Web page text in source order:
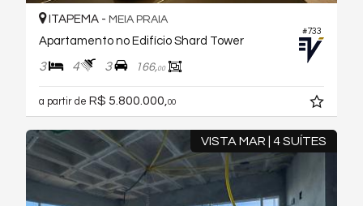
#733
ITAPEMA - MEIA PRAIA
Apartamento no Edifício Shard Tower
3 4 3 166,00
a partir de R$ 5.800.000, 00
VISTA MAR | 4 SUÍTES